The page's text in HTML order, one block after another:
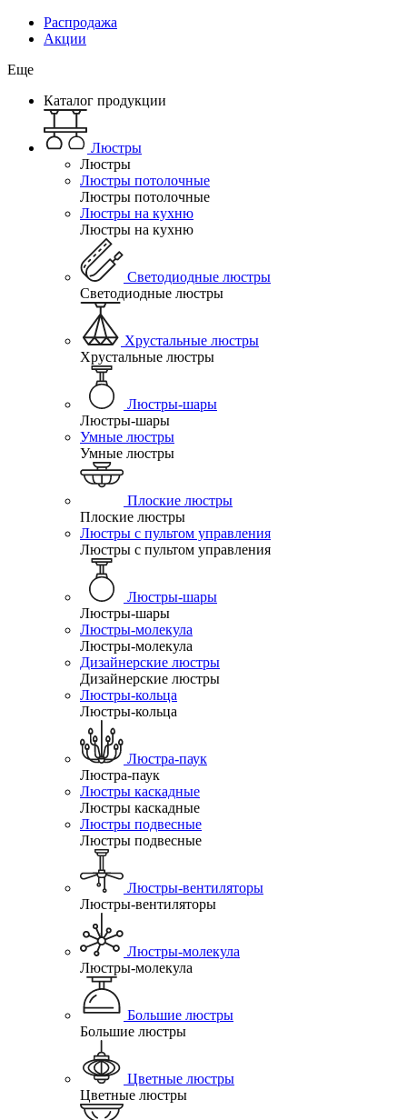
Распродажа
Акции
Еще
Каталог продукции
Люстры
Люстры
Люстры потолочные
Люстры потолочные
Люстры на кухню
Люстры на кухню
Светодиодные люстры
Светодиодные люстры
Хрустальные люстры
Хрустальные люстры
Люстры-шары
Люстры-шары
Умные люстры
Умные люстры
Плоские люстры
Плоские люстры
Люстры с пультом управления
Люстры с пультом управления
Люстры-шары
Люстры-шары
Люстры-молекула
Люстры-молекула
Дизайнерские люстры
Дизайнерские люстры
Люстры-кольца
Люстры-кольца
Люстра-паук
Люстра-паук
Люстры каскадные
Люстры каскадные
Люстры подвесные
Люстры подвесные
Люстры-вентиляторы
Люстры-вентиляторы
Люстры-молекула
Люстры-молекула
Большие люстры
Большие люстры
Цветные люстры
Цветные люстры